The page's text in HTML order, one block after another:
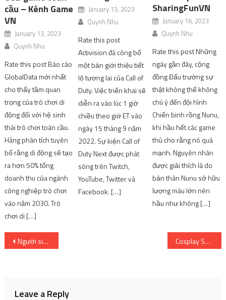
cầu – Kênh Game
VN
January 13, 2023
Quynh Nhu
Rate this post Báo cáo
GlobalData mới nhất
cho thấy tầm quan
trọng của trò chơi di
động đối với hệ sinh
thái trò chơi toàn cầu.
Hãng phân tích tuyên
bố rằng di động sẽ tạo
ra hơn 50% tổng
doanh thu của ngành
công nghiệp trò chơi
vào năm 2030. Trò
chơi di […]
January 13, 2023
Quynh Nhu
Rate this post
Activision đã công bố
một bản giới thiệu tiết
lộ tương lai của Call of
Duty. Việc triển khai sẽ
diễn ra vào lúc 1 giờ
chiều theo giờ ET vào
ngày 15 tháng 9 năm
2022. Sự kiện Call of
Duty Next được phát
sóng trên Twitch,
YouTube, Twitter và
Facebook. […]
SharingFunVN
January 16, 2023
Quynh Nhu
Rate this post Những
ngày gần đây, cộng
đồng Đấu trường sự
thật không thể không
chú ý đến đội hình
Chiến binh rồng Nunu,
khi hầu hết các game
thủ cho rằng nó quá
mạnh. Nguyên nhân
được giải thích là do
bản thân Nunu sở hữu
lượng máu lớn nên
hầu như không […]
Post
Người siêu kén chọn Cosplay Saber “khoe vòng 3 căng mịn” trên bãi biển
Leave a Reply